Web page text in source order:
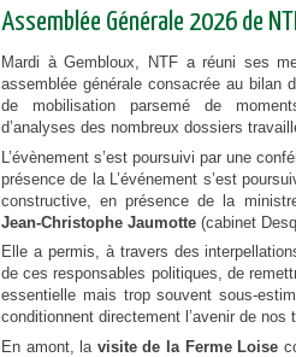
Assemblée Générale 2026 de
Mardi à Gembloux, NTF a réuni ses
assemblée générale consacrée au bilan
de mobilisation parsemé de
d’analyses des nombreux dossiers
L’évènement s’est poursuivi par une
présence de la L’événement s’est
constructive, en présence de la
Jean-Christophe Jaumotte (cabinet
Elle a permis, à travers des
de ces responsables politiques, de
essentielle mais trop souvent sous-
conditionnent directement l’avenir de nos
En amont, la visite de la Ferme Loise